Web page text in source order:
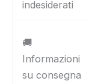
indesiderati
🚚
Informazioni
su consegna